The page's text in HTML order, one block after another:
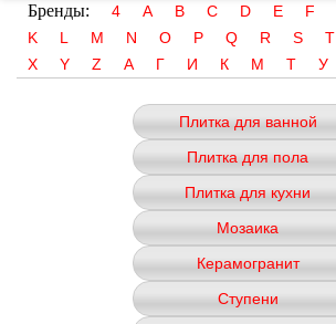
Бренды: 4 A B C D E F
K
L M N O P Q R S T
X
Y Z А Г И К М Т У
Плитка для ванной
Плитка для пола
Плитка для кухни
Мозаика
Керамогранит
Ступени